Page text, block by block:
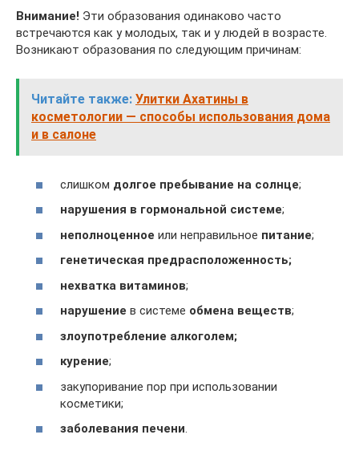
Внимание! Эти образования одинаково часто
встречаются как у молодых, так и у людей в возрасте.
Возникают образования по следующим причинам:
Читайте также: Улитки Ахатины в
косметологии — способы использования дома
и в салоне
слишком долгое пребывание на солнце;
нарушения в гормональной системе;
неполноценное или неправильное питание;
генетическая предрасположенность;
нехватка витаминов;
нарушение в системе обмена веществ;
злоупотребление алкоголем;
курение;
закупоривание пор при использовании
косметики;
заболевания печени.